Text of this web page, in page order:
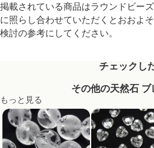
掲載されている商品はラウンドビー
に照らし合わせていただくとおおよ
検討の参考にしてください。
チェックし
その他の天然石 ブ
もっと見る